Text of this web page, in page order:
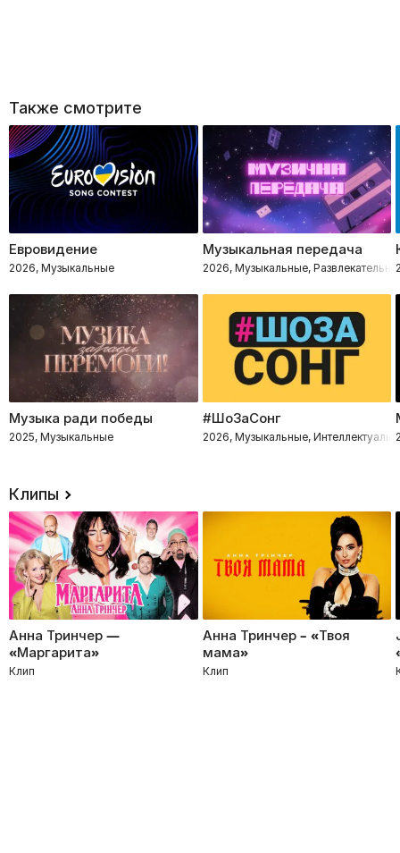
Также смотрите
Евровидение
2026, Музыкальные
Музыкальная передача
2026, Музыкальные,
Музыка ради победы
2025, Музыкальные
#ШоЗаСонг
2026, Музыкальные,
Клипы
Анна Тринчер —
«Маргарита»
Клип
Анна Тринчер – «Твоя
мама»
Клип